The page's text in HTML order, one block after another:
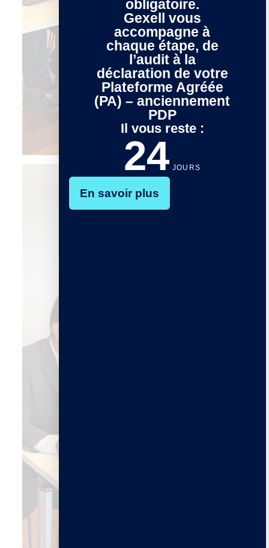
obligatoire.
Gexell vous
accompagne à
chaque étape, de
l’audit à la
déclaration de votre
Plateforme Agréée
(PA) – anciennement
PDP
Il vous reste :
24 JOURS
En savoir plus